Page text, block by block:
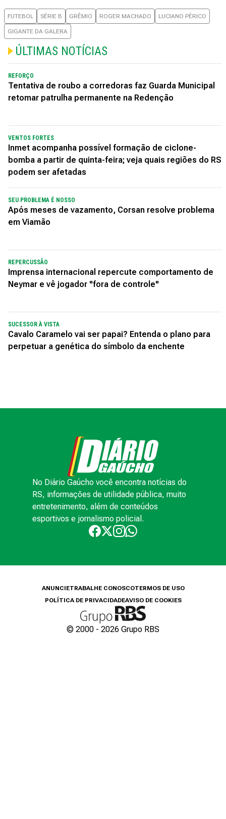
FUTEBOL SÉRIE B GRÊMIO ROGER MACHADO LUCIANO PÉRICO
GIGANTE DA GALERA
ÚLTIMAS NOTÍCIAS
REFORÇO
Tentativa de roubo a corredoras faz Guarda Municipal
retomar patrulha permanente na Redenção
VENTOS FORTES
Inmet acompanha possível formação de ciclone-
bomba a partir de quinta-feira; veja quais regiões do RS
podem ser afetadas
SEU PROBLEMA É NOSSO
Após meses de vazamento, Corsan resolve problema
em Viamão
REPERCUSSÃO
Imprensa internacional repercute comportamento de
Neymar e vê jogador "fora de controle"
SUCESSOR À VISTA
Cavalo Caramelo vai ser papai? Entenda o plano para
perpetuar a genética do símbolo da enchente
No Diário Gaúcho você encontra notícias do
RS, informações de utilidade pública, muito
entretenimento, além de conteúdos
esportivos e jornalismo policial.
ANUNCIETRABALHE CONOSCOTERMOS DE USO
POLÍTICA DE PRIVACIDADEAVISO DE COOKIES
© 2000 - 2026 Grupo RBS